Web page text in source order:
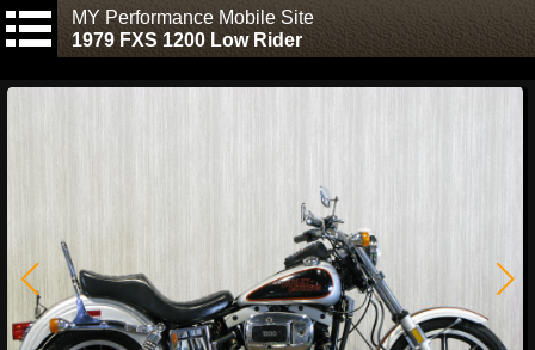
MY Performance Mobile Site
1979 FXS 1200 Low Rider